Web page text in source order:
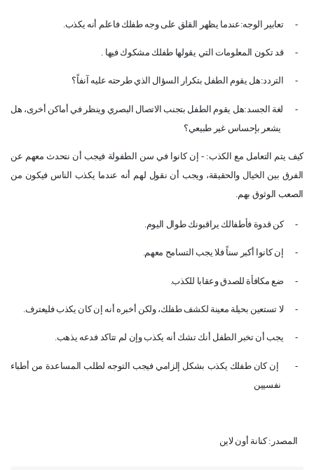
- تعابير الوجه:عندما يظهر القلق على وجه طفلك فاعلم أنه يكذب
- قد تكون المعلومات التي يقولها طفلك مشكوك فيها .
- التردد:هل يقوم الطفل بتكرار السؤال الذي طرحته عليه آنفاً؟
-
لغة الجسد:هل يقوم الطفل بتجنب الاتصال البصري وينظر في أماكن أخرى، هل
يشعر بإحساس غير طبيعي؟
كيف يتم التعامل مع الكذب: - إن كانوا في سن الطفولة فيجب أن نتحدث معهم عن
الفرق بين الخيال والحقيقة، ويجب أن نقول لهم أنه عندما يكذب الناس فيكون من
الصعب الوثوق بهم.
- كن قدوة فأطفالك يراقبونك طوال اليوم.
- إن كانوا أكبر سناً فلا يجب التسامح معهم.
- ضع مكافأة للصدق وعقابا للكذب.
- لا تستعين بحيلة معينة لكشف طفلك، ولكن أخبره أنه إن كان يكذب فليعترف
- يجب أن تخبر الطفل أنك تشك أنه يكذب وإن لم تتاكد فدعه يذهب.
-
إن كان طفلك يكذب بشكل إلزامي فيجب التوجه لطلب المساعدة من أطباء
نفسيين
المصدر: كنانة أون لاين